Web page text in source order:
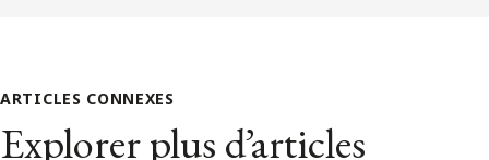
ARTICLES CONNEXES
Explorer plus d’articles